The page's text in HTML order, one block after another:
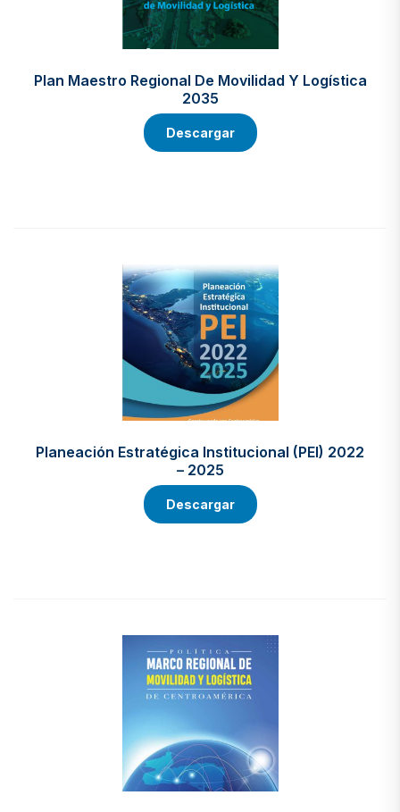
Plan Maestro Regional De Movilidad Y Logística
2035
Descargar
Planeación Estratégica Institucional (PEI) 2022
– 2025
Descargar